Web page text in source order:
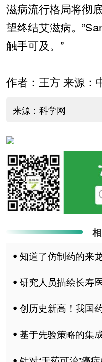
滋病流行格局将彻
望终结艾滋病。
触手可及。”
作者：王方 来源：
来源：科学网
ꔷ 知道了仿制药的来
ꔷ 研究人员描绘长寿